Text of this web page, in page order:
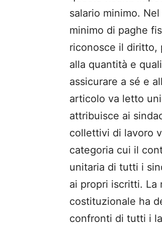
salario minimo.
minimo di paghe
riconosce il diritto,
alla quantità e
assicurare a sé e
articolo va letto
attribuisce ai
collettivi di lavoro
categoria cui il
unitaria di tutti i
ai propri iscritti. La
costituzionale ha
confronti di tutti i